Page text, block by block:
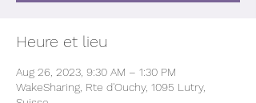
Heure et lieu
Aug 26, 2023, 9:30 AM – 1:30 PM
WakeSharing, Rte d'Ouchy, 1095 Lutry,